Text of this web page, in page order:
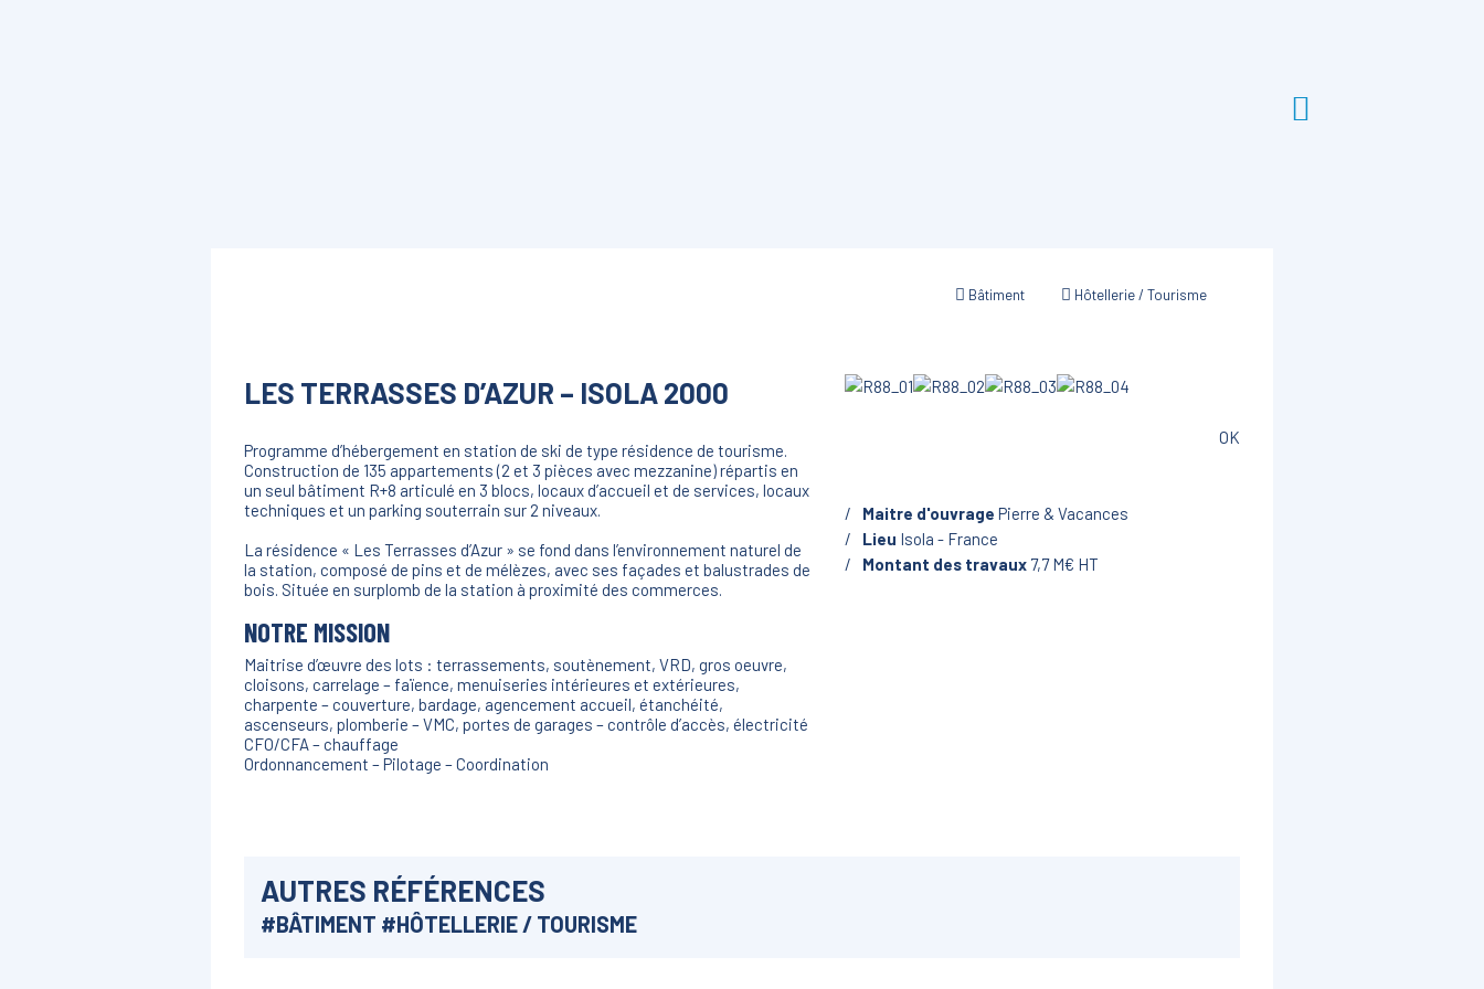
Bâtiment Hôtellerie / Tourisme
LES TERRASSES D’AZUR – ISOLA 2000
Programme d’hébergement en station de ski de type résidence de tourisme.
Construction de 135 appartements (2 et 3 pièces avec mezzanine) répartis en
un seul bâtiment R+8 articulé en 3 blocs, locaux d’accueil et de services, locaux
techniques et un parking souterrain sur 2 niveaux.
La résidence « Les Terrasses d’Azur » se fond dans l’environnement naturel de
la station, composé de pins et de mélèzes, avec ses façades et balustrades de
bois. Située en surplomb de la station à proximité des commerces.
NOTRE MISSION
Maitrise d’œuvre des lots : terrassements, soutènement, VRD, gros oeuvre,
cloisons, carrelage – faïence, menuiseries intérieures et extérieures,
charpente – couverture, bardage, agencement accueil, étanchéité,
ascenseurs, plomberie – VMC, portes de garages – contrôle d’accès, électricité
CFO/CFA – chauffage
Ordonnancement – Pilotage – Coordination
OK
Maitre d'ouvrage Pierre & Vacances
Lieu Isola - France
Montant des travaux 7,7 M€ HT
AUTRES RÉFÉRENCES
#BÂTIMENT #HÔTELLERIE / TOURISME